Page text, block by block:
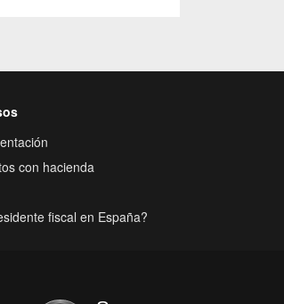
con hacienda
fiscal en España?